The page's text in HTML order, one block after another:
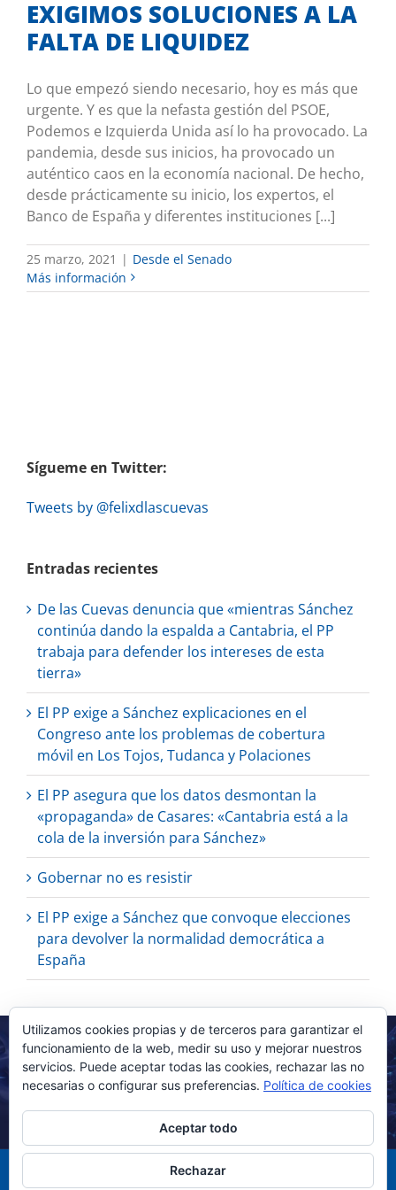
EXIGIMOS SOLUCIONES A LA
FALTA DE LIQUIDEZ
Lo que empezó siendo necesario, hoy es más que
urgente. Y es que la nefasta gestión del PSOE,
Podemos e Izquierda Unida así lo ha provocado. La
pandemia, desde sus inicios, ha provocado un
auténtico caos en la economía nacional. De hecho,
desde prácticamente su inicio, los expertos, el
Banco de España y diferentes instituciones [...]
25 marzo, 2021 | Desde el Senado
Más información
Sígueme en Twitter:
Tweets by @felixdlascuevas
Entradas recientes
De las Cuevas denuncia que «mientras Sánchez
continúa dando la espalda a Cantabria, el PP
trabaja para defender los intereses de esta
tierra»
El PP exige a Sánchez explicaciones en el
Congreso ante los problemas de cobertura
móvil en Los Tojos, Tudanca y Polaciones
El PP asegura que los datos desmontan la
«propaganda» de Casares: «Cantabria está a la
cola de la inversión para Sánchez»
Gobernar no es resistir
El PP exige a Sánchez que convoque elecciones
para devolver la normalidad democrática a
España
Utilizamos cookies propias y de terceros para garantizar el
funcionamiento de la web, medir su uso y mejorar nuestros
servicios. Puede aceptar todas las cookies, rechazar las no
necesarias o configurar sus preferencias. Política de cookies
Aceptar todo
Rechazar